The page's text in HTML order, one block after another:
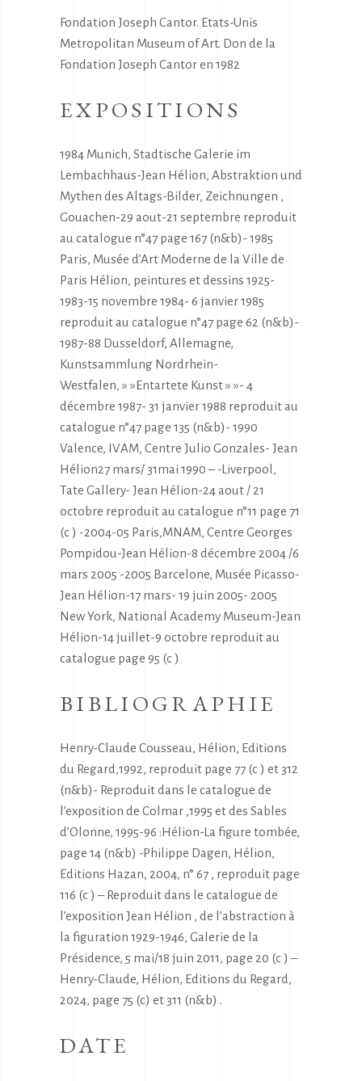
Fondation Joseph Cantor. Etats-Unis
Metropolitan Museum of Art. Don de la
Fondation Joseph Cantor en 1982
EXPOSITIONS
1984 Munich, Stadtische Galerie im
Lembachhaus-Jean Hélion, Abstraktion und
Mythen des Altags-Bilder, Zeichnungen ,
Gouachen-29 aout-21 septembre reproduit
au catalogue n°47 page 167 (n&b)- 1985
Paris, Musée d’Art Moderne de la Ville de
Paris Hélion, peintures et dessins 1925-
1983-15 novembre 1984- 6 janvier 1985
reproduit au catalogue n°47 page 62 (n&b)-
1987-88 Dusseldorf, Allemagne,
Kunstsammlung Nordrhein-
Westfalen, » »Entartete Kunst » »- 4
décembre 1987- 31 janvier 1988 reproduit au
catalogue n°47 page 135 (n&b)- 1990
Valence, IVAM, Centre Julio Gonzales- Jean
Hélion27 mars/ 31mai 1990 – -Liverpool,
Tate Gallery- Jean Hélion-24 aout / 21
octobre reproduit au catalogue n°11 page 71
(c ) -2004-05 Paris,MNAM, Centre Georges
Pompidou-Jean Hélion-8 décembre 2004 /6
mars 2005 -2005 Barcelone, Musée Picasso-
Jean Hélion-17 mars- 19 juin 2005- 2005
New York, National Academy Museum-Jean
Hélion-14 juillet-9 octobre reproduit au
catalogue page 95 (c )
BIBLIOGRAPHIE
Henry-Claude Cousseau, Hélion, Editions
du Regard,1992, reproduit page 77 (c ) et 312
(n&b)- Reproduit dans le catalogue de
l’exposition de Colmar ,1995 et des Sables
d’Olonne, 1995-96 :Hélion-La figure tombée,
page 14 (n&b) -Philippe Dagen, Hélion,
Editions Hazan, 2004, n° 67 , reproduit page
116 (c ) – Reproduit dans le catalogue de
l’exposition Jean Hélion , de l’abstraction à
la figuration 1929-1946, Galerie de la
Présidence, 5 mai/18 juin 2011, page 20 (c ) –
Henry-Claude, Hélion, Editions du Regard,
2024, page 75 (c) et 311 (n&b) .
DATE